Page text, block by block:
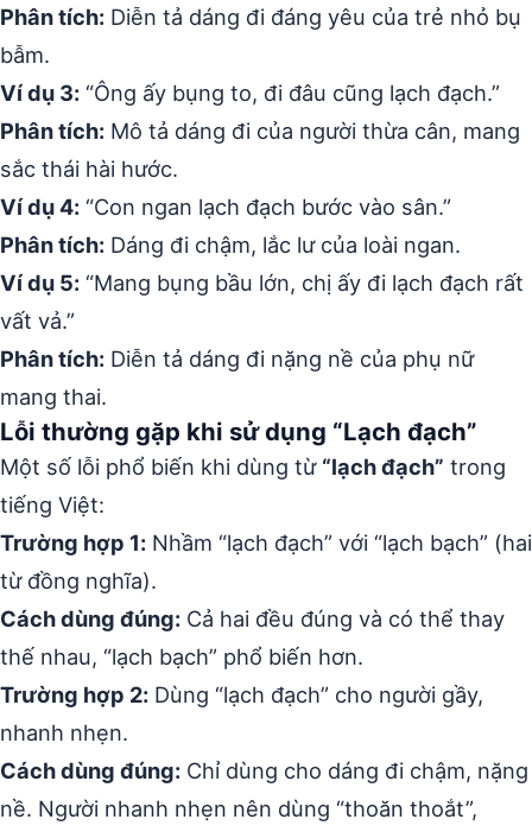
Phân tích: Diễn tả dáng đi đáng yêu của trẻ nhỏ bụ
bẫm.
Ví dụ 3: “Ông ấy bụng to, đi đâu cũng lạch đạch.”
Phân tích: Mô tả dáng đi của người thừa cân, mang
sắc thái hài hước.
Ví dụ 4: “Con ngan lạch đạch bước vào sân.”
Phân tích: Dáng đi chậm, lắc lư của loài ngan.
Ví dụ 5: “Mang bụng bầu lớn, chị ấy đi lạch đạch rất
vất vả.”
Phân tích: Diễn tả dáng đi nặng nề của phụ nữ
mang thai.
Lỗi thường gặp khi sử dụng “Lạch đạch”
Một số lỗi phổ biến khi dùng từ “lạch đạch” trong
tiếng Việt:
Trường hợp 1: Nhầm “lạch đạch” với “lạch bạch” (hai
từ đồng nghĩa).
Cách dùng đúng: Cả hai đều đúng và có thể thay
thế nhau, “lạch bạch” phổ biến hơn.
Trường hợp 2: Dùng “lạch đạch” cho người gầy,
nhanh nhẹn.
Cách dùng đúng: Chỉ dùng cho dáng đi chậm, nặng
nề. Người nhanh nhẹn nên dùng “thoăn thoắt”,